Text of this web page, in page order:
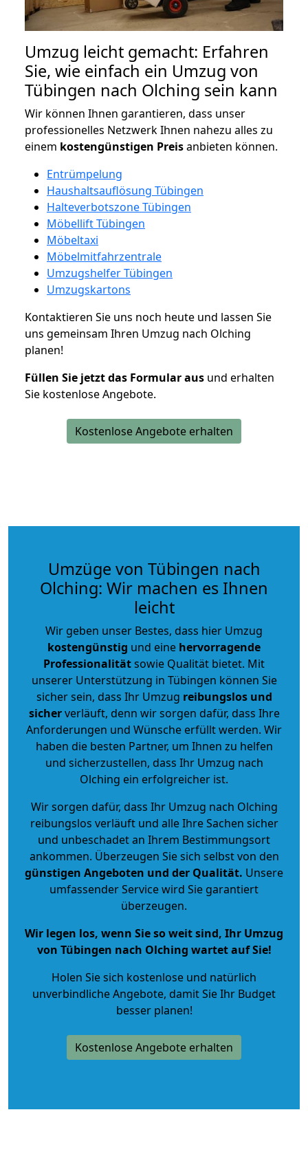
Umzug leicht gemacht: Erfahren
Sie, wie einfach ein Umzug von
Tübingen nach Olching sein kann
Wir können Ihnen garantieren, dass unser
professionelles Netzwerk Ihnen nahezu alles zu
einem kostengünstigen Preisanbieten können.
Entrümpelung
Haushaltsauflösung Tübingen
Halteverbotszone Tübingen
Möbellift Tübingen
Möbeltaxi
Möbelmitfahrzentrale
Umzugshelfer Tübingen
Umzugskartons
Kontaktieren Sie uns noch heute und lassen Sie
uns gemeinsam Ihren Umzug nach Olching
planen!
Füllen Sie jetzt das Formular aus und erhalten
Sie kostenlose Angebote.
Kostenlose Angebote erhalten
Umzüge von Tübingen nach
Olching: Wir machen es Ihnen
leicht
Wir geben unser Bestes, dass hier Umzug
kostengünstig und eine hervorragende
Professionalitätsowie Qualität bietet. Mit
unserer Unterstützung in Tübingen können Sie
sicher sein, dass Ihr Umzug reibungslos und
sicherverläuft, denn wir sorgen dafür, dass Ihre
Anforderungen und Wünsche erfüllt werden. Wir
haben die besten Partner, um Ihnen zu helfen
und sicherzustellen, dass Ihr Umzug nach
Olching ein erfolgreicher ist.
Wir sorgen dafür, dass Ihr Umzug nach Olching
reibungslos verläuft und alle Ihre Sachen sicher
und unbeschadet an Ihrem Bestimmungsort
ankommen. Überzeugen Sie sich selbst von den
günstigen Angeboten und der Qualität. Unsere
umfassender Service wird Sie garantiert
überzeugen.
Wir legen los, wenn Sie so weit sind, Ihr Umzug
von Tübingen nach Olching wartet auf Sie!
Holen Sie sich kostenlose und natürlich
unverbindliche Angebote, damit Sie Ihr Budget
besser planen!
Kostenlose Angebote erhalten